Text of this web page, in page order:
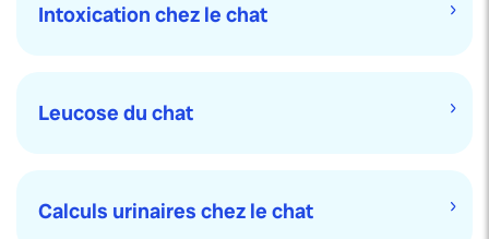
Intoxication chez le chat
Leucose du chat
Calculs urinaires chez le chat